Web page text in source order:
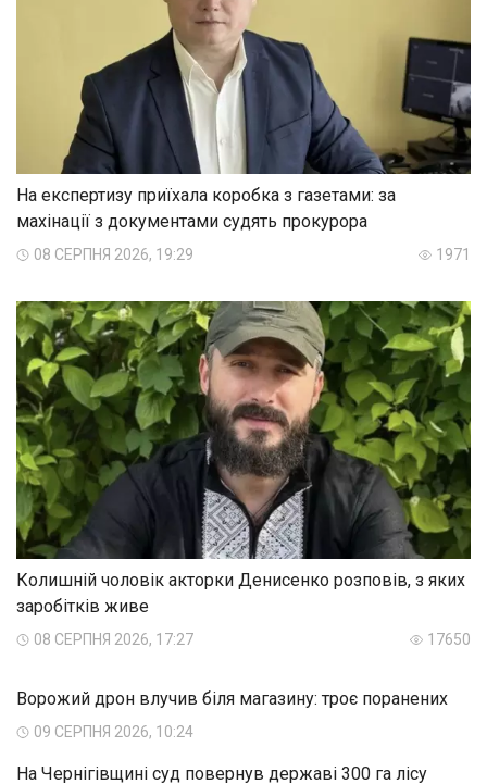
На експертизу приїхала коробка з газетами: за
махінації з документами судять прокурора
08 СЕРПНЯ 2026, 19:29 1971
Колишній чоловік акторки Денисенко розповів, з яких
заробітків живе
08 СЕРПНЯ 2026, 17:27 17650
Ворожий дрон влучив біля магазину: троє поранених
09 СЕРПНЯ 2026, 10:24
На Чернігівщині суд повернув державі 300 га лісу